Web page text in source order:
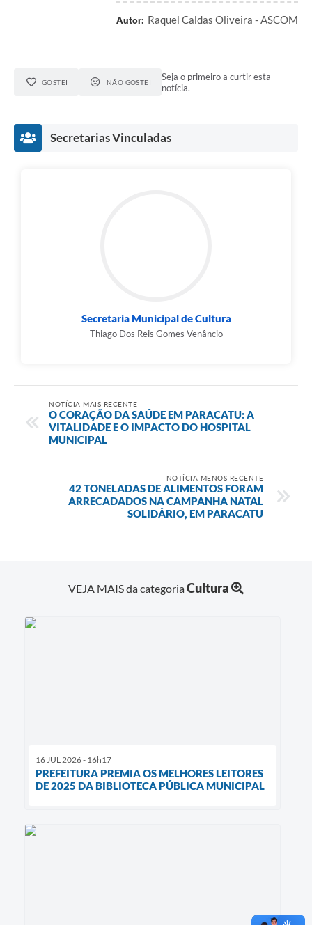
Autor: Raquel Caldas Oliveira - ASCOM
GOSTEI NÃO GOSTEI
Seja o primeiro a curtir esta
notícia.
Secretarias Vinculadas
Secretaria Municipal de Cultura
Thiago Dos Reis Gomes Venâncio
NOTÍCIA MAIS RECENTE
O CORAÇÃO DA SAÚDE EM PARACATU: A
VITALIDADE E O IMPACTO DO HOSPITAL
MUNICIPAL
NOTÍCIA MENOS RECENTE
42 TONELADAS DE ALIMENTOS FORAM
ARRECADADOS NA CAMPANHA NATAL
SOLIDÁRIO, EM PARACATU
VEJA MAIS da categoriaCultura
16 JUL 2026 - 16h17
PREFEITURA PREMIA OS MELHORES LEITORES
DE 2025 DA BIBLIOTECA PÚBLICA MUNICIPAL